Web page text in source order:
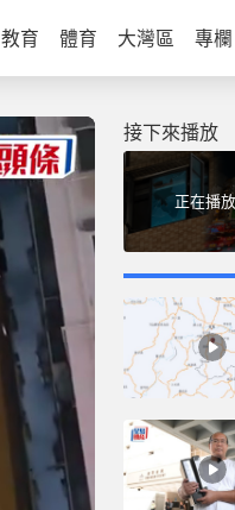
教育 體育 大灣區 專欄
接下來播放
正在播